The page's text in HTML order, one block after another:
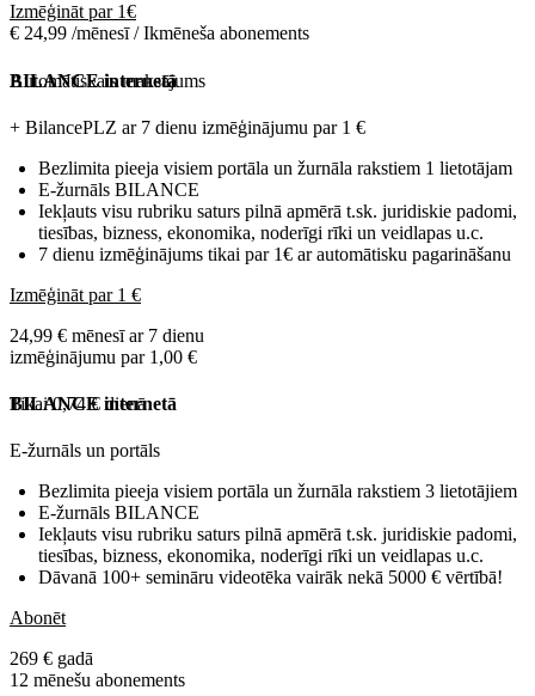
Izmēģināt par 1€
€ 24,99 /mēnesī / Ikmēneša abonements
Automātiskais maksājums
BILANCE internetā
+ BilancePLZ ar 7 dienu izmēģinājumu par 1 €
Bezlimita pieeja visiem portāla un žurnāla rakstiem 1 lietotājam
E-žurnāls BILANCE
Iekļauts visu rubriku saturs pilnā apmērā t.sk. juridiskie padomi,
tiesības, bizness, ekonomika, noderīgi rīki un veidlapas u.c.
7 dienu izmēģinājums tikai par 1€ ar automātisku pagarināšanu
Izmēģināt par 1 €
24,99 € mēnesī ar 7 dienu
izmēģinājumu par 1,00 €
Tikai 0,74 € dienā
BILANCE internetā
E-žurnāls un portāls
Bezlimita pieeja visiem portāla un žurnāla rakstiem 3 lietotājiem
E-žurnāls BILANCE
Iekļauts visu rubriku saturs pilnā apmērā t.sk. juridiskie padomi,
tiesības, bizness, ekonomika, noderīgi rīki un veidlapas u.c.
Dāvanā 100+ semināru videotēka vairāk nekā 5000 € vērtībā!
Abonēt
269 € gadā
12 mēnešu abonements